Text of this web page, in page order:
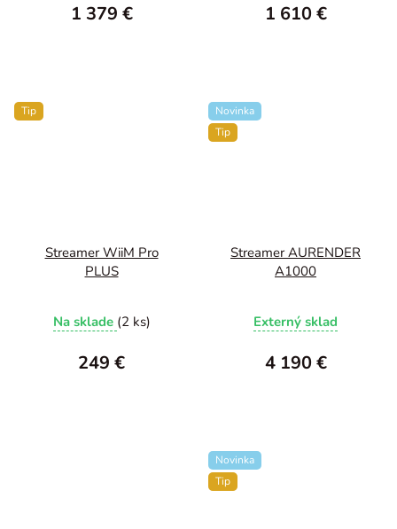
1 379 € 1 610 €
Tip
Streamer WiiM Pro
PLUS
Na sklade (2 ks)
249 €
Novinka
Tip
Streamer AURENDER
A1000
Externý sklad
4 190 €
Novinka
Tip